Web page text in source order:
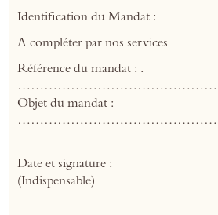
Identification du Mandat :
A compléter par nos services
Référence du mandat : .
Objet du mandat :
Date et signature :
(Indispensable)